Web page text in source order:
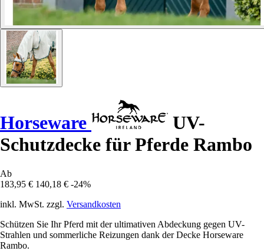
Horseware
UV-
Schutzdecke für Pferde Rambo
Ab
183,95 € 140,18 € -24%
inkl. MwSt. zzgl. Versandkosten
Schützen Sie Ihr Pferd mit der ultimativen Abdeckung gegen UV-
Strahlen und sommerliche Reizungen dank der Decke Horseware
Rambo.